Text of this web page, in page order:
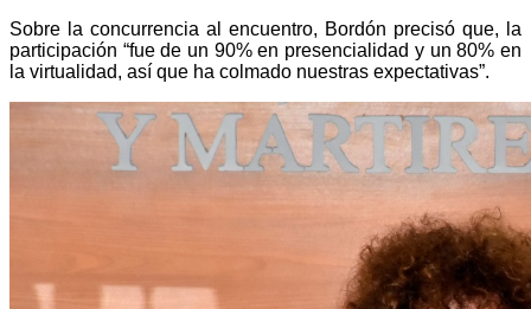
Sobre la concurrencia al encuentro, Bordón precisó que, la
participación “fue de un 90% en presencialidad y un 80% en
la virtualidad, así que ha colmado nuestras expectativas”.